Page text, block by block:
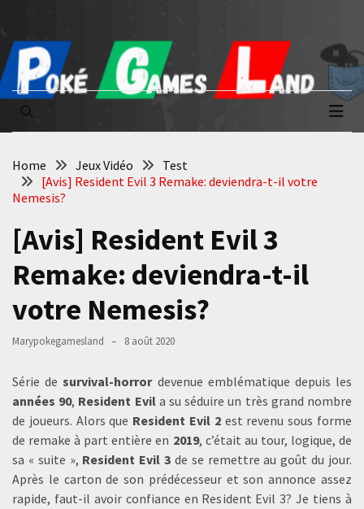
content
content
Poké Games
La passion du jeu vidéo
Home Jeux Vidéo
Test
[Avis] Resident Evil 3 Remake: deviendra-t-il votre
Nemesis?
[Avis] Resident Evil 3
Remake: deviendra-t-il
votre Nemesis?
Marypokegamesland 8 août 2020
Série desurvival-horrordevenue emblématique depuis les
années 90, Resident Evila su séduire un très grand nombre
de joueurs. Alors que Resident Evil 2est revenu sous forme
de remake à part entière en 2019, c’était au tour, logique, de
sa « suite », Resident Evil 3 de se remettre au goût du jour.
Après le carton de son prédécesseur et son annonce assez
rapide, faut-il avoir confiance en Resident Evil 3? Je tiens à